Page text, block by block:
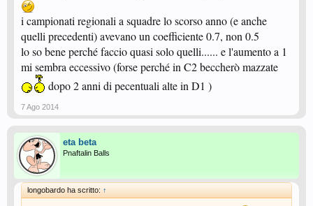
i campionati regionali a squadre lo scorso anno (e anche
quelli precedenti) avevano un coefficiente 0.7, non 0.5
lo so bene perché faccio quasi solo quelli...... e l'aumento a 1
mi sembra eccessivo (forse perché in C2 beccherò mazzate
dopo 2 anni di pecentuali alte in D1 )
7 Ago 2014
eta beta
Pnaftalin Balls
longobardo ha scritto: ↑